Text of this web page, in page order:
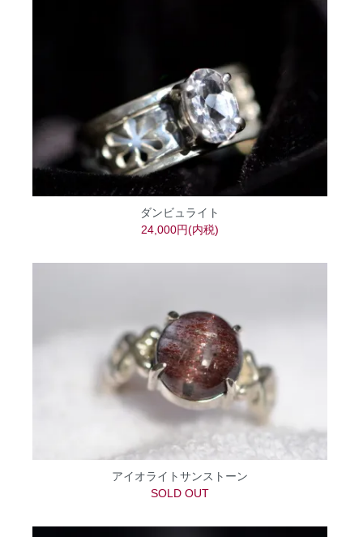
ダンビュライト
24,000円(内税)
アイオライトサンストーン
SOLD OUT